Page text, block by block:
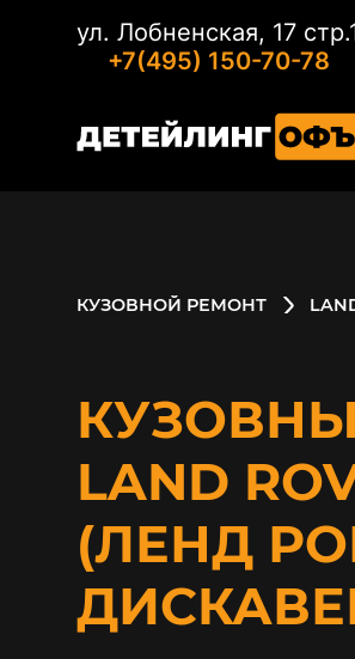
ул. Лобненская, 17
+7(495) 150-70-78
КУЗОВНОЙ РЕМОНТ
LAND
(ЛЕНД